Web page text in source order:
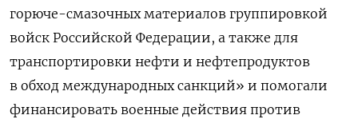
горюче-смазочных материалов группировкой
войск Российской Федерации, а также для
транспортировки нефти и нефтепродуктов
в обход международных санкций» и помогали
финансировать военные действия против